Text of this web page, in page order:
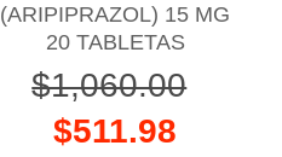
(ARIPIPRAZOL) 15 MG
20 TABLETAS
$1,060.00
$511.98